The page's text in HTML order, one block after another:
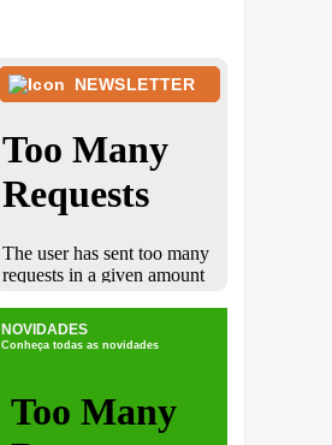
NEWSLETTER
NOVIDADES
Conheça todas as novidades